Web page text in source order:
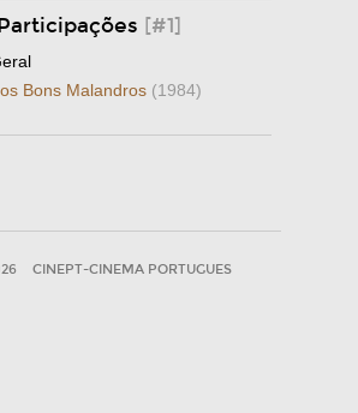
[#1]
Bons Malandros (1984)
CINEPT-CINEMA PORTUGUES